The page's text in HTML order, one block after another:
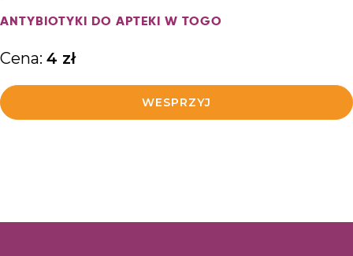
ANTYBIOTYKI DO APTEKI W TOGO
Cena: 4 zł
WESPRZYJ